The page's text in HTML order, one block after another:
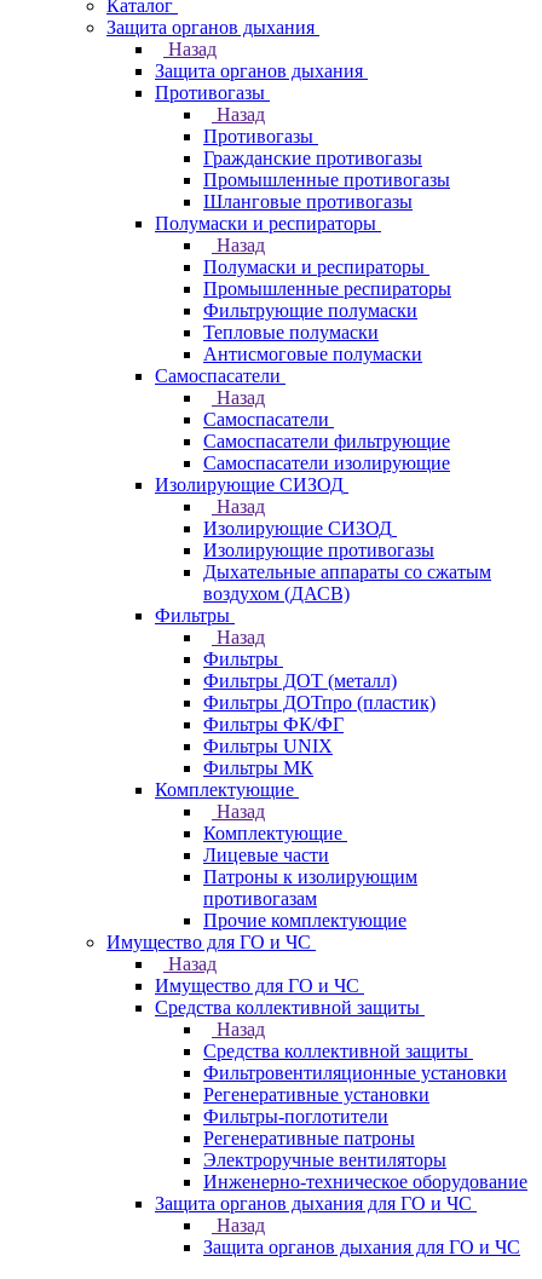
Каталог
Защита органов дыхания
Назад
Защита органов дыхания
Противогазы
Назад
Противогазы
Гражданские противогазы
Промышленные противогазы
Шланговые противогазы
Полумаски и респираторы
Назад
Полумаски и респираторы
Промышленные респираторы
Фильтрующие полумаски
Тепловые полумаски
Антисмоговые полумаски
Самоспасатели
Назад
Самоспасатели
Самоспасатели фильтрующие
Самоспасатели изолирующие
Изолирующие СИЗОД
Назад
Изолирующие СИЗОД
Изолирующие противогазы
Дыхательные аппараты со сжатым
воздухом (ДАСВ)
Фильтры
Назад
Фильтры
Фильтры ДОТ (металл)
Фильтры ДОТпро (пластик)
Фильтры ФК/ФГ
Фильтры UNIX
Фильтры МК
Комплектующие
Назад
Комплектующие
Лицевые части
Патроны к изолирующим
противогазам
Прочие комплектующие
Имущество для ГО и ЧС
Назад
Имущество для ГО и ЧС
Средства коллективной защиты
Назад
Средства коллективной защиты
Фильтровентиляционные установки
Регенеративные установки
Фильтры-поглотители
Регенеративные патроны
Электроручные вентиляторы
Инженерно-техническое оборудование
Защита органов дыхания для ГО и ЧС
Назад
Защита органов дыхания для ГО и ЧС